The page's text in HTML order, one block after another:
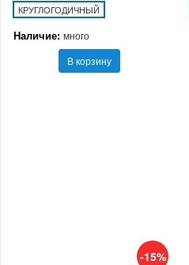
КРУГЛОГОДИЧНЫЙ
Наличие: много
В корзину
-15%